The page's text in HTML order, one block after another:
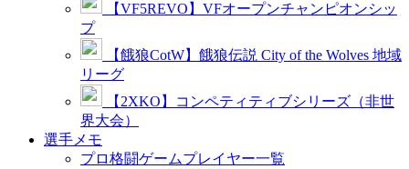
【VF5REVO】VFオープンチャンピオンシッ
プ
【餓狼CotW】餓狼伝説 City of the Wolves 地域
リーグ
【2XKO】コンペティティブシリーズ（非世
界大会）
選手メモ
プロ格闘ゲームプレイヤー一覧